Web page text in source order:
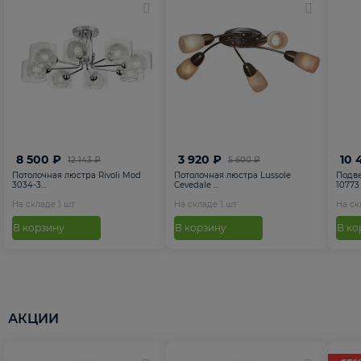
12 143 ₽
8 500 ₽
Потолочная люстра Rivoli Mod
3034-3...
На складе 1 шт
В корзину
5 600 ₽
3 920 ₽
Потолочная люстра Lussole
Cevedale ...
На складе 1 шт
В корзину
10
10773
На
В
АКЦИИ